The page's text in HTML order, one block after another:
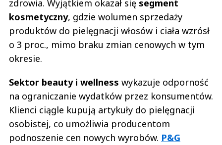
zdrowia. Wyjątkiem okazał się segment
kosmetyczny, gdzie wolumen sprzedaży
produktów do pielęgnacji włosów i ciała wzrósł
o 3 proc., mimo braku zmian cenowych w tym
okresie.
Sektor beauty i wellness wykazuje odporność
na ograniczanie wydatków przez konsumentów.
Klienci ciągle kupują artykuły do pielęgnacji
osobistej, co umożliwia producentom
podnoszenie cen nowych wyrobów. P&G